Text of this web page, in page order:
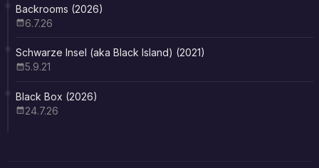
Backrooms (2026)
6.7.26
Schwarze Insel (aka Black Island) (2021)
5.9.21
Black Box (2026)
24.7.26